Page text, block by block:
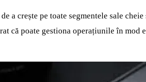
a crește pe toate segmentele sale
că poate gestiona operațiunile în